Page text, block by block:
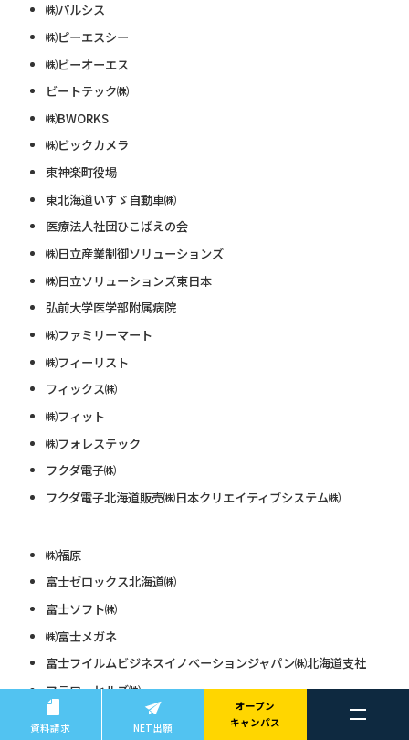
資料請求 NET出願
オープン
キャンパス
㈱パルシス
㈱ピーエスシー
㈱ビーオーエス
ビートテック㈱
㈱BWORKS
㈱ビックカメラ
東神楽町役場
東北海道いすゞ自動車㈱
医療法人社団ひこばえの会
㈱日立産業制御ソリューションズ
㈱日立ソリューションズ東日本
弘前大学医学部附属病院
㈱ファミリーマート
㈱フィーリスト
フィックス㈱
㈱フィット
㈱フォレステック
フクダ電子㈱
フクダ電子北海道販売㈱日本クリエイティブシステム㈱
㈱福原
富士ゼロックス北海道㈱
富士ソフト㈱
㈱富士メガネ
富士フイルムビジネスイノベーションジャパン㈱北海道支社
フラワーヒルズ㈱
㈱ブランジスタ